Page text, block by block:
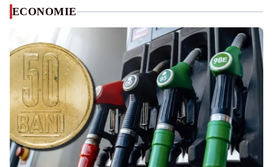
ECONOMIE